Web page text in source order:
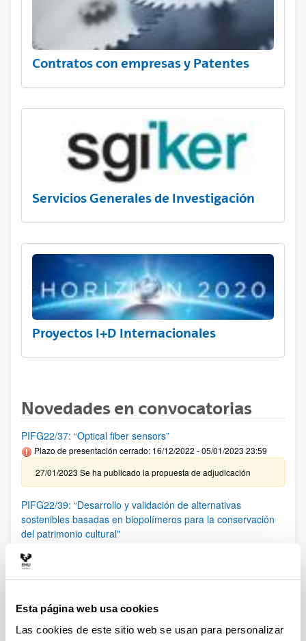
Esta página web usa cookies
Las cookies de este sitio web se usan para personalizar
Contratos con empresas y Patentes
Servicios Generales de Investigación
Proyectos I+D Internacionales
Novedades en convocatorias
PIFG22/37: “Optical fiber sensors”
Plazo de presentación cerrado: 16/12/2022 - 05/01/2023 23:59
27/01/2023 Se ha publicado la propuesta de adjudicación
PIFG22/39: “Desarrollo y validación de alternativas
sostenibles basadas en biopolímeros para la conservación
del patrimonio cultural"
PIFG22/36: “Física experimentales de partículas”
Plazo de presentación cerrado: 14/12/2022 - 03/01/2023 23:59